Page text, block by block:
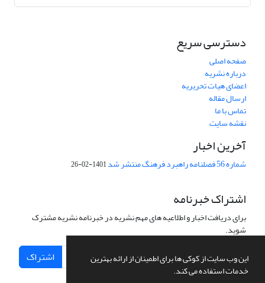
این وب سایت از کوکی ها برای اطمینان از ارائه بهترین
خدمات استفاده می کند.
دسترسی سریع
صفحه اصلی
درباره نشریه
اعضای هیات تحریریه
ارسال مقاله
تماس با ما
نقشه سایت
آخرین اخبار
شماره 56 فصلنامه راهبرد فرهنگ منتشر شد 1401-02-26
اشتراک خبرنامه
برای دریافت اخبار و اطلاعیه های مهم نشریه در خبرنامه نشریه مشترک
شوید.
اشتراک